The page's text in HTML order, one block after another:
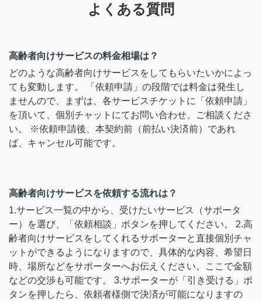
よくある質問
高齢者向けサービスの料金相場は？
どのような高齢者向けサービスをしてもらいたいかによっ
ても変動します。 「依頼申請」の段階では料金は発生し
ませんので、まずは、各サービスチケットに「依頼申請」
を頂いて、個別チャットにてお問い合わせ、ご相談くださ
い。 ※依頼申請後、本契約前（前払い決済前）であれ
ば、キャンセル可能です。
高齢者向けサービスを依頼する流れは？
1.サービス一覧の中から、受けたいサービス（サポータ
ー）を選び、「依頼相談」ボタンを押してください。 2.高
齢者向けサービスをしてくれるサポーターと直接個別チャ
ットができるようになりますので、具体的な内容、希望日
時、場所などをサポーターへお伝えください。ここで金額
などの交渉も可能です。 3.サポーターが「引き受ける」ボ
タンを押したら、依頼者様側で決済が可能になりますの